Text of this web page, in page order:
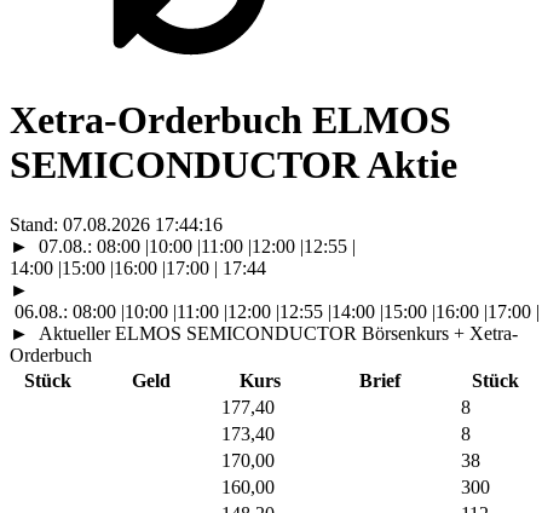
Xetra-Orderbuch ELMOS
SEMICONDUCTOR Aktie
Stand: 07.08.2026 17:44:16
►
07.08.: 08:00 |10:00 |11:00 |12:00 |12:55 |
14:00 |15:00 |16:00 |17:00 | 17:44
►
06.08.: 08:00 |10:00 |11:00 |12:00 |12:55 |14:00 |15:00 |16:00 |17:00 |
►
Aktueller ELMOS SEMICONDUCTOR Börsenkurs + Xetra-
Orderbuch
Stück
Geld Kurs Brief
Stück
177,40
8
173,40
8
170,00
38
160,00
300